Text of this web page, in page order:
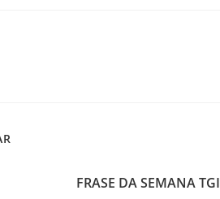
FRASE DA SEMANA TGI